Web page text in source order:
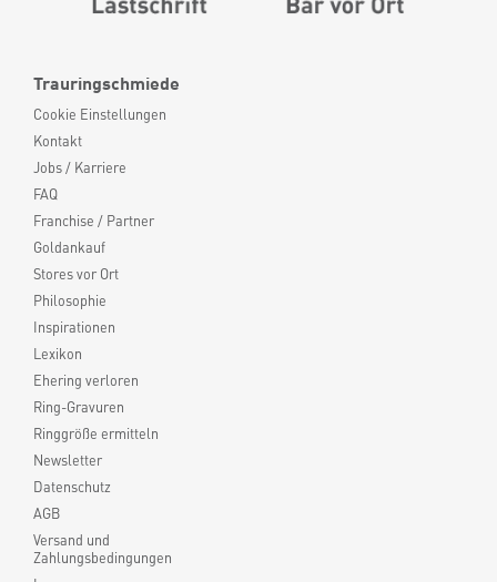
Trauringschmiede
Cookie Einstellungen
Kontakt
Jobs / Karriere
FAQ
Franchise / Partner
Goldankauf
Stores vor Ort
Philosophie
Inspirationen
Lexikon
Ehering verloren
Ring-Gravuren
Ringgröße ermitteln
Newsletter
Datenschutz
AGB
Versand und
Zahlungsbedingungen